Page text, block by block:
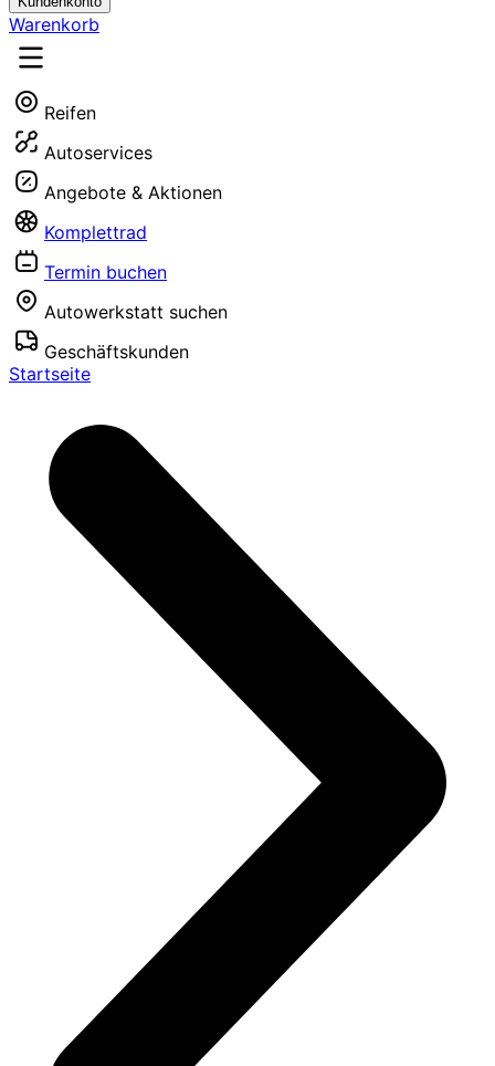
Warenkorb
Reifen
Autoservices
Angebote & Aktionen
Komplettrad
Termin buchen
Autowerkstatt suchen
Geschäftskunden
Startseite